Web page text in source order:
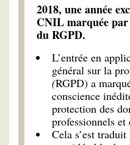
2018, une année
CNIL marquée
du RGPD.
L’entrée en
général sur la
(RGPD) a
conscience
protection des
professionnels
Cela s’est